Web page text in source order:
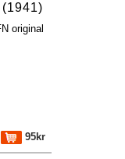
original
95kr